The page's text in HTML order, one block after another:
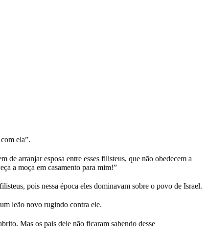
ela”.
de arranjar esposa entre esses filisteus, que não obedecem a
a moça em casamento para mim!”
pois nessa época eles dominavam sobre o povo de Israel.
leão novo rugindo contra ele.
Mas os pais dele não ficaram sabendo desse